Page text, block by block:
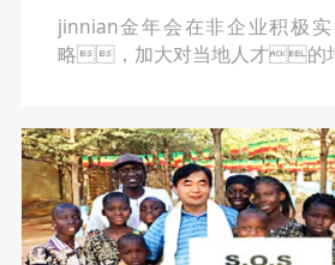
jinnian金年会在非企业积极
略，加大对当地人才的